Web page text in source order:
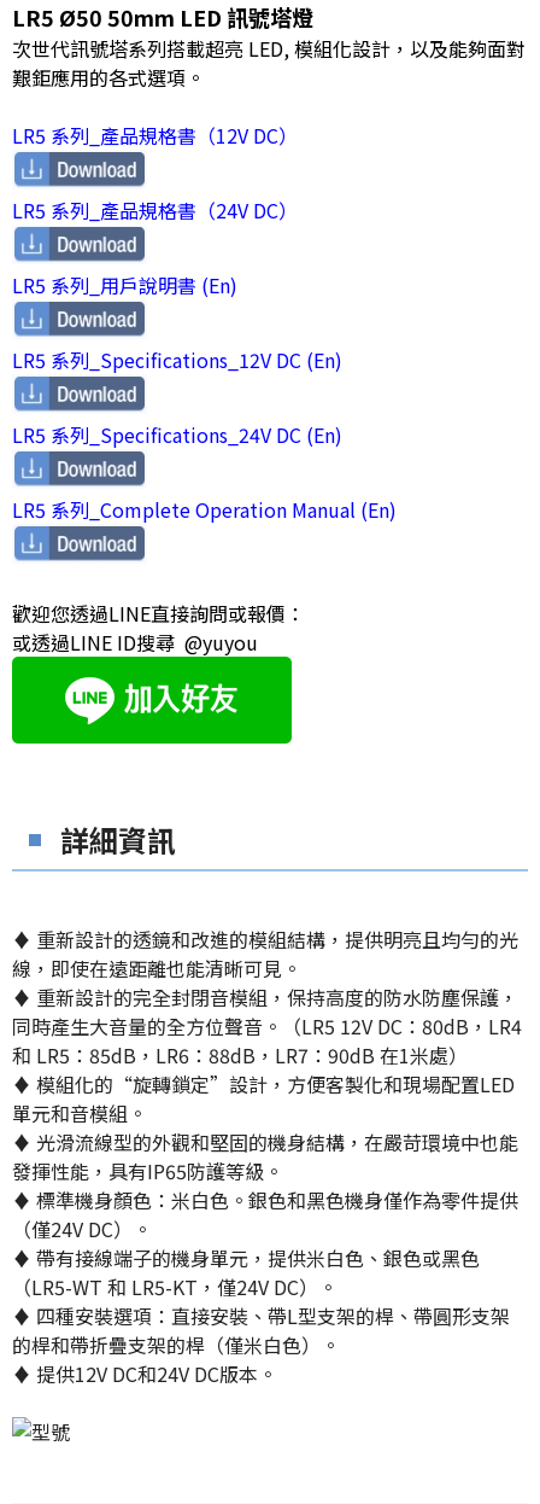
LR5 Ø50 50mm LED 訊號塔燈
次世代訊號塔系列搭載超亮 LED, 模組化設計，以及能夠面對
艱鉅應用的各式選項。
LR5 系列_產品規格書（12V DC）
LR5 系列_產品規格書（24V DC）
LR5 系列_用戶說明書 (En)
LR5 系列_Specifications_12V DC (En)
LR5 系列_Specifications_24V DC (En)
LR5 系列_Complete Operation Manual (En)
歡迎您透過LINE直接詢問或報價：
或透過LINE ID搜尋 @yuyou
詳細資訊
♦ 重新設計的透鏡和改進的模組結構，提供明亮且均勻的光
線，即使在遠距離也能清晰可見。
​♦ 重新設計的完全封閉音模組，保持高度的防水防塵保護，
同時產生大音量的全方位聲音。（LR5 12V DC：80dB，LR4
和 LR5：85dB，LR6：88dB，LR7：90dB 在1米處）
​♦ 模組化的“旋轉鎖定”設計，方便客製化和現場配置LED
單元和音模組。
​♦ 光滑流線型的外觀和堅固的機身結構，在嚴苛環境中也能
發揮性能，具有IP65防護等級。
​♦ 標準機身顏色：米白色。銀色和黑色機身僅作為零件提供
（僅24V DC）。
​♦ 帶有接線端子的機身單元，提供米白色、銀色或黑色
（LR5-WT 和 LR5-KT，僅24V DC）。
​♦ 四種安裝選項：直接安裝、帶L型支架的桿、帶圓形支架
的桿和帶折疊支架的桿（僅米白色）。
​♦ 提供12V DC和24V DC版本。